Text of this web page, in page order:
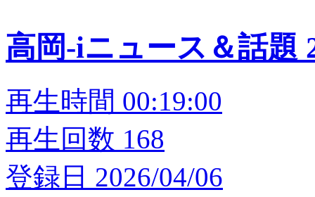
高岡-iニュース＆話題
再生時間 00:19:00
再生回数 168
登録日 2026/04/06